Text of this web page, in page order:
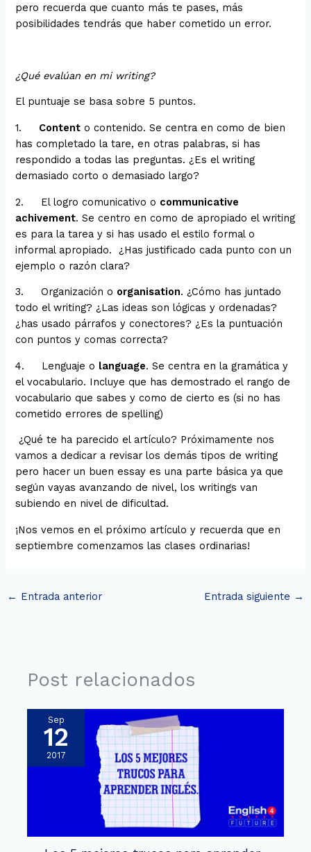
pero recuerda que cuanto más te pases, más
posibilidades tendrás que haber cometido un error.
¿Qué evalúan en mi writing?
El puntuaje se basa sobre 5 puntos.
1. Content o contenido. Se centra en como de bien
has completado la tare, en otras palabras, si has
respondido a todas las preguntas. ¿Es el writing
demasiado corto o demasiado largo?
2. El logro comunicativo o communicative
achivement. Se centro en como de apropiado el writing
es para la tarea y si has usado el estilo formal o
informal apropiado. ¿Has justificado cada punto con un
ejemplo o razón clara?
3. Organización o organisation. ¿Cómo has juntado
todo el writing? ¿Las ideas son lógicas y ordenadas?
¿has usado párrafos y conectores? ¿Es la puntuación
con puntos y comas correcta?
4. Lenguaje o language. Se centra en la gramática y
el vocabulario. Incluye que has demostrado el rango de
vocabulario que sabes y como de cierto es (si no has
cometido errores de spelling)
¿Qué te ha parecido el artículo? Próximamente nos
vamos a dedicar a revisar los demás tipos de writing
pero hacer un buen essay es una parte básica ya que
según vayas avanzando de nivel, los writings van
subiendo en nivel de dificultad.
¡Nos vemos en el próximo artículo y recuerda que en
septiembre comenzamos las clases ordinarias!
← Entrada anterior Entrada siguiente →
Post relacionados
Sep
12
2017